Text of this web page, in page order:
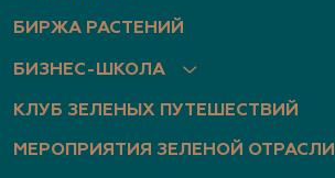
БИРЖА РАСТЕНИЙ
БИЗНЕС-ШКОЛА
КЛУБ ЗЕЛЕНЫХ ПУТЕШЕСТВИЙ
МЕРОПРИЯТИЯ ЗЕЛЕНОЙ ОТРАСЛИ